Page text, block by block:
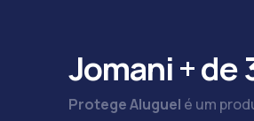
Jomani + de
Protege Aluguel é um